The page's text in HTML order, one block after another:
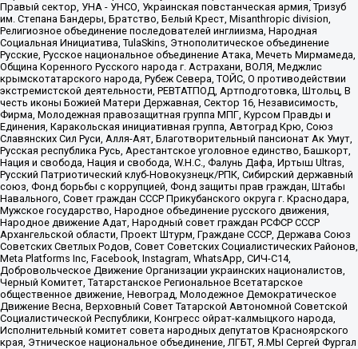
Правый сектор, УНА - УНСО, Украинская повстанческая армия, Тризуб
им. Степана Бандеры, Братство, Белый Крест, Misanthropic division,
Религиозное объединение последователей инглиизма, Народная
Социальная Инициатива, TulaSkins, Этнополитическое объединение
Русские, Русское национальное объединение Атака, Мечеть Мирмамеда,
Община Коренного Русского народа г. Астрахани, ВОЛЯ, Меджлис
крымскотатарского народа, Рубеж Севера, ТОЙС, О противодействии
экстремистской деятельности, РЕВТАТПОД, Артподготовка, Штольц, В
честь иконы Божией Матери Державная, Сектор 16, Независимость,
Фирма, Молодежная правозащитная группа МПГ, Курсом Правды и
Единения, Каракольская инициативная группа, Автоград Крю, Союз
Славянских Сил Руси, Алля-Аят, Благотворительный пансионат Ак Умут,
Русская республика Русь, Арестантское уголовное единство, Башкорт,
Нация и свобода, Нация и свобода, W.H.С., Фалунь Дафа, Иртыш Ultras,
Русский Патриотический клуб-Новокузнецк/РПК, Сибирский державный
союз, Фонд борьбы с коррупцией, Фонд защиты прав граждан, Штабы
Навального, Совет граждан СССР Прикубанского округа г. Краснодара,
Мужское государство, Народное объединение русского движения,
Народное движение Адат, Народный совет граждан РСФСР СССР
Архангельской области, Проект Штурм, Граждане СССР, Держава Союз
Советских Светлых Родов, Совет Советских Социалистических Районов,
Meta Platforms Inc, Facebook, Instagram, WhatsApp, СИЧ-С14,
Добровольческое Движение Организации украинских националистов,
Черный Комитет, Татарстанское Региональное Всетатарское
общественное движение, Невоград, Молодежное Демократическое
Движение Весна, Верховный Совет Татарской Автономной Советской
Социалистической Республики, Конгресс ойрат-калмыцкого народа,
Исполнительный комитет совета народных депутатов Красноярского
края, Этническое национальное объединение, ЛГБТ, Я.МЫ Сергей Фургал